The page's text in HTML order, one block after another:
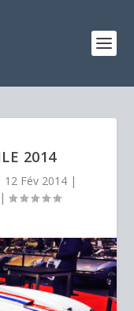
2014
12 Fév 2014 |